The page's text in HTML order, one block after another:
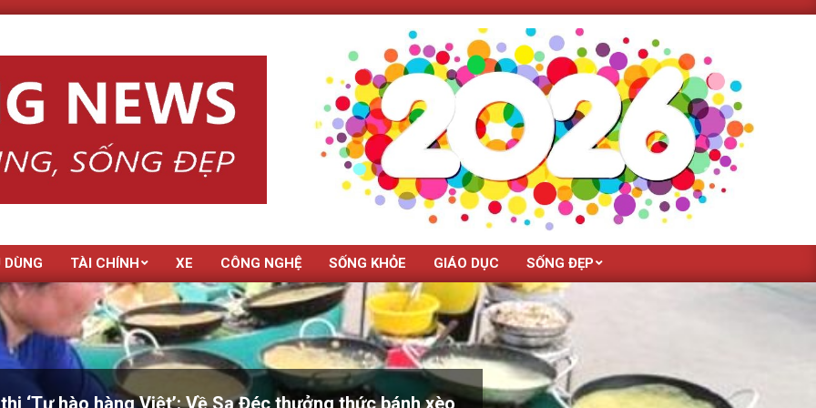
TÀI CHÍNH XE CÔNG NGHỆ SỐNG KHỎE GIÁO DỤC SỐNG ĐẸP
‘Tự hào hàng Việt’: Về Sa Đéc thưởng thức bánh xèo